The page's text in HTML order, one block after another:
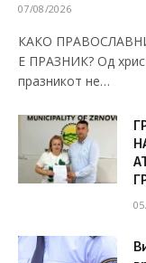
07/08/2026
КАКО
Е ПРАЗНИК? Од
празникот не…